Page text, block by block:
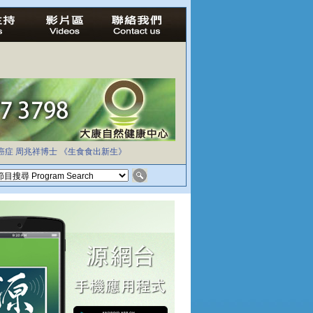
症 周兆祥博士 《生食食出新生》